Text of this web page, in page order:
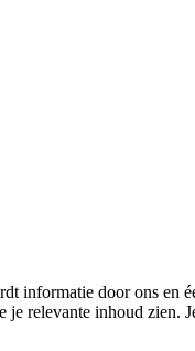
informatie door ons en
je relevante inhoud zien.